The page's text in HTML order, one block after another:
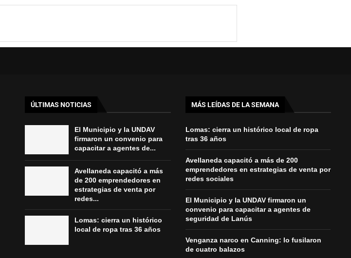
ÚLTIMAS NOTICIAS
El Municipio y la UNDAV
firmaron un convenio para
capacitar a agentes de...
Avellaneda capacitó a más
de 200 emprendedores en
estrategias de venta por
redes...
Lomas: cierra un histórico
local de ropa tras 36 años
MÁS LEÍDAS DE LA SEMANA
Lomas: cierra un histórico local de ropa
tras 36 años
Avellaneda capacitó a más de 200
emprendedores en estrategias de venta por
redes sociales
El Municipio y la UNDAV firmaron un
convenio para capacitar a agentes de
seguridad de Lanús
Venganza narco en Canning: lo fusilaron
de cuatro balazos